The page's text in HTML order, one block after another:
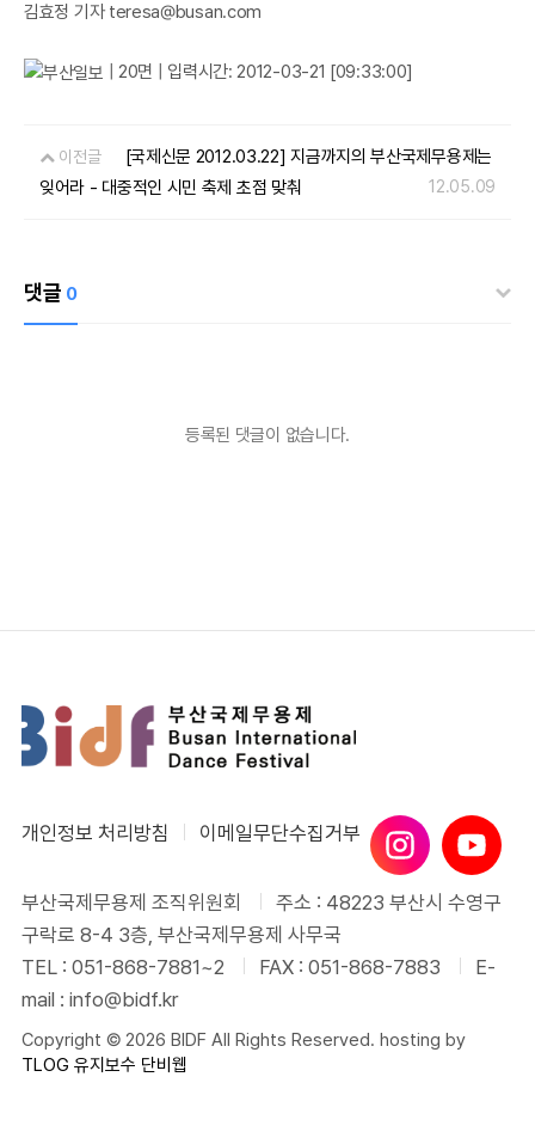
김효정 기자 teresa@busan.com
| 20면 | 입력시간: 2012-03-21 [09:33:00]
이전글
[국제신문 2012.03.22] 지금까지의 부산국제무용제는
잊어라 - 대중적인 시민 축제 초점 맞춰
12.05.09
댓글 0
등록된 댓글이 없습니다.
개인정보 처리방침 이메일무단수집거부
부산국제무용제 조직위원회
주소 : 48223 부산시 수영구
구락로 8-4 3층, 부산국제무용제 사무국
TEL : 051-868-7881~2
FAX : 051-868-7883
E-
mail : info@bidf.kr
Copyright © 2026 BIDF All Rights Reserved. hosting by
TLOG 유지보수 단비웹